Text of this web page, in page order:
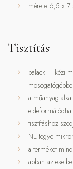
mérete:6,5 x
Tisztítás
palack – kézi
a műanyag
tisztításhoz
NE tegye
a terméket
abban az